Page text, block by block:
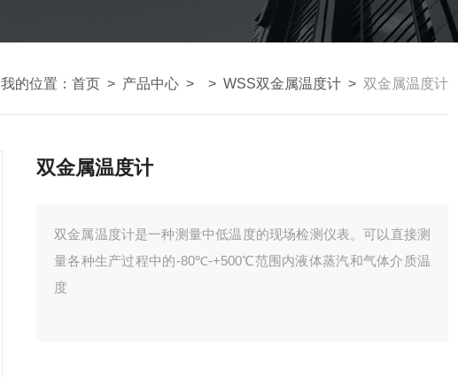
我的位置： 首页 > 产品中心 > > WSS双金属温度计 > 双金属温度计
双金属温度计
双金属温度计是一种测量中低温度的现场检测仪表。可以直接测
量各种生产过程中的-80℃-+500℃范围内液体蒸汽和气体介质温
度